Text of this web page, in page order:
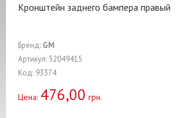
Кронштейн заднего бампера правый
Бренд: GM
Артикул: 52049415
Код: 93374
Цена: 476,00 грн.